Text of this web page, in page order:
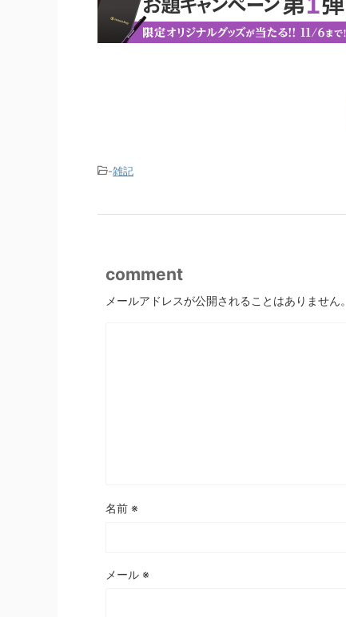
-雑記
comment
メールアドレスが公開されることはありません。
名前 ※
メール ※